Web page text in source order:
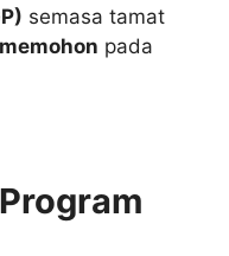
semasa tamat
pada